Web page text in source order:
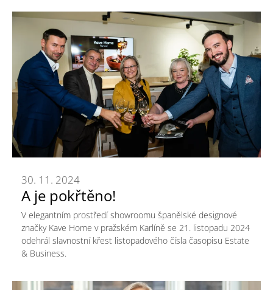
A je pokřtěno!
30. 11. 2024
V elegantním prostředí showroomu španělské designové
značky Kave Home v pražském Karlíně se 21. listopadu 2024
odehrál slavnostní křest listopadového čísla časopisu Estate
& Business.